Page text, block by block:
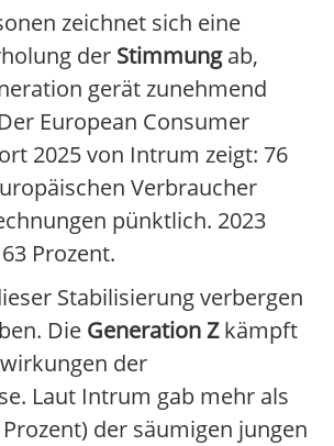
zeichnet sich eine
der Stimmungab,
gerät zunehmend
European Consumer
2025 von Intrum zeigt: 76
Verbraucher
pünktlich. 2023
Prozent.
Stabilisierung verbergen
Die Generation Zkämpft
der
Laut Intrum gab mehr als
der säumigen jungen